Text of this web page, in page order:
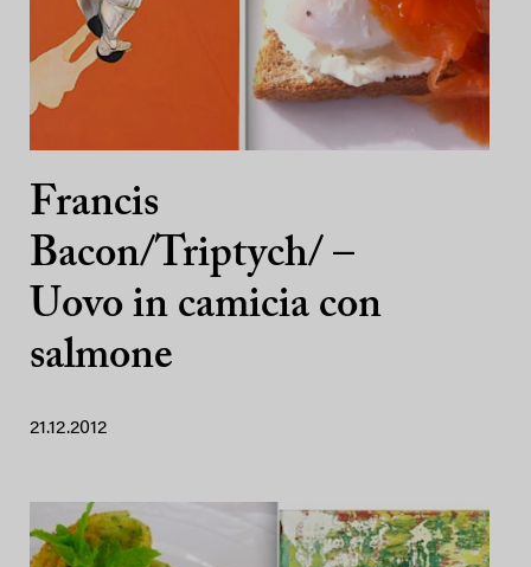
Francis
Bacon/Triptych/ –
Uovo in camicia con
salmone
21.12.2012